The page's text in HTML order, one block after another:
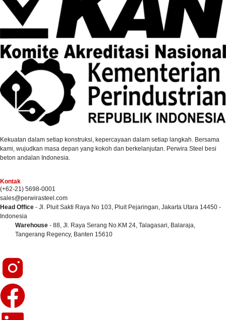
Kekuatan dalam setiap konstruksi, kepercayaan dalam setiap langkah. Bersama
kami, wujudkan masa depan yang kokoh dan berkelanjutan. Perwira Steel besi
beton andalan Indonesia.
Kontak
(+62-21) 5698-0001
sales@perwirasteel.com
Head Office - Jl. Pluit Sakti Raya No 103, Pluit Pejaringan, Jakarta Utara 14450 -
Indonesia
Warehouse - 88, Jl. Raya Serang No.KM 24, Talagasari, Balaraja,
Tangerang Regency, Banten 15610